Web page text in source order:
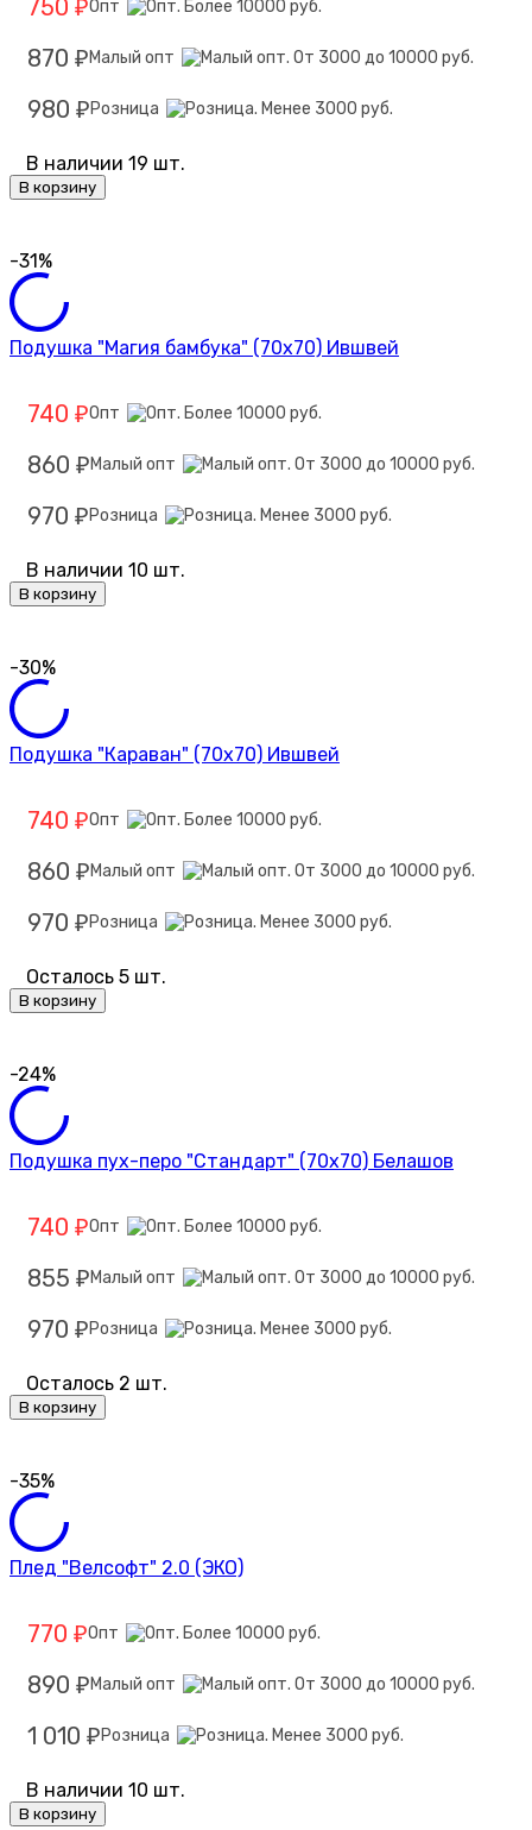
750 ₽Опт
870 ₽ Малый опт
980 ₽ Розница
В наличии 19 шт.
В корзину
-31%
Подушка "Магия бамбука" (70х70) Ившвей
740 ₽Опт
860 ₽ Малый опт
970 ₽ Розница
В наличии 10 шт.
В корзину
-30%
Подушка "Караван" (70х70) Ившвей
740 ₽Опт
860 ₽ Малый опт
970 ₽ Розница
Осталось 5 шт.
В корзину
-24%
Подушка пух-перо "Стандарт" (70х70) Белашов
740 ₽Опт
855 ₽ Малый опт
970 ₽ Розница
Осталось 2 шт.
В корзину
-35%
Плед "Велсофт" 2.0 (ЭКО)
770 ₽Опт
890 ₽ Малый опт
1 010 ₽ Розница
В наличии 10 шт.
В корзину